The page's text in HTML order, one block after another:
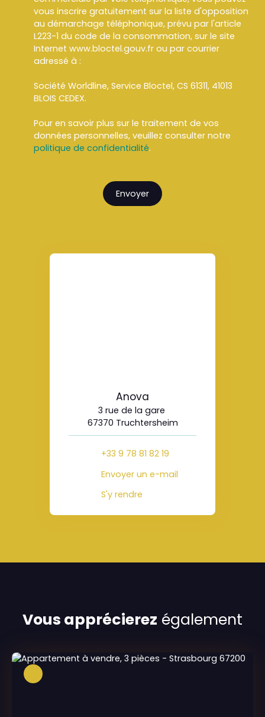
vous inscrire gratuitement sur la liste d'opposition
au démarchage téléphonique, prévu par l'article
L223-1 du code de la consommation, sur le site
Internet www.bloctel.gouv.fr ou par courrier
adressé à :
Société Worldline, Service Bloctel, CS 61311, 41013
BLOIS CEDEX.
Pour en savoir plus sur le traitement de vos
données personnelles, veuillez consulter notre
politique de confidentialité.
Envoyer
Anova
3 rue de la gare
67370 Truchtersheim
+33 9 78 81 82 19
Envoyer un e-mail
S'y rendre
Vous apprécierez également